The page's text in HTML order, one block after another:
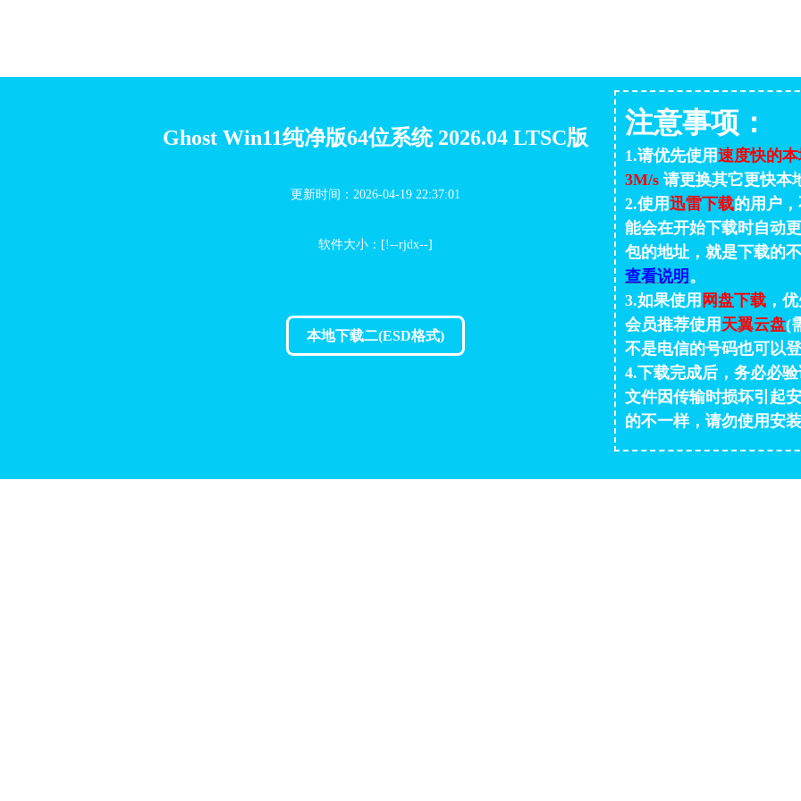
Ghost Win11纯净版64位系统 2026.04 LTSC版
更新时间：2026-04-19 22:37:01
软件大小：[!--rjdx--]
本地下载二(ESD格式)
注意事项：
1.请优先使用速度快的
3M/s 请更换其它更快本
2.使用迅雷下载的用户
能会在开始下载时自动
包的地址，就是下载的
查看说明 。
3.如果使用 网盘下载 ，
会员推荐使用 天翼云盘(
不是电信的号码也可以
4.下载完成后，务必必
文件因传输时损坏引起
的不一样，请勿使用安